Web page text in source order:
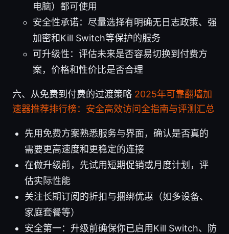
电脑）都可使用
安全性承诺：尽量选择有明确无日志政策、强
加密和Kill Switch等保护的服务
可升级性：评估未来是否容易切换到付费方
案，价格和性价比是否合理
六、从免费到付费的过渡策略 2025年可靠翻墙加
速器推荐排行榜：安全高效访问全指南与评测汇总
先用免费方案熟悉服务与界面，确认是否真的
需要更高速度和更稳定的连接
在做升级前，先试用短期促销或月度计划，评
估实际性能
关注长期订阅的折扣与捆绑优惠（如多设备、
家庭套餐等）
安全第一：升级前确保你已启用Kill Switch、防